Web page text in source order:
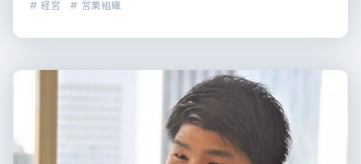
# 経営 # 営業組織